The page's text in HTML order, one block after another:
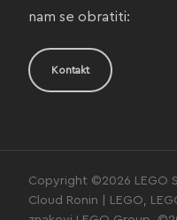
nam se obratiti:
Kontakt
Copyright ©2026 LEGO
Cloud Ronin | LEGO,